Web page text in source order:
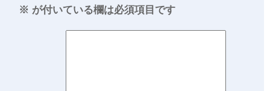
※ が付いている欄は必須項目です